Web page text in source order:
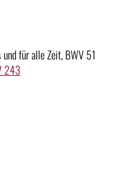
für alle Zeit, BWV 51
243